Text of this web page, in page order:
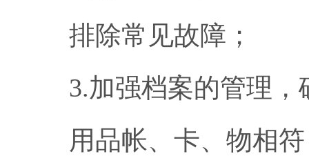
排除常见故障；
3.加强档案的管理
用品帐、卡、物相